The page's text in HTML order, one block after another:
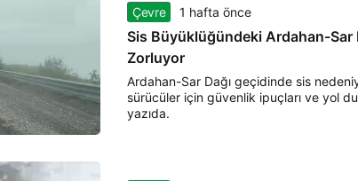
Çevre 1 hafta önce
Sis Büyüklüğündeki Ardahan-Sar
Zorluyor
Ardahan-Sar Dağı geçidinde sis
sürücüler için güvenlik ipuçları ve yol
yazıda.